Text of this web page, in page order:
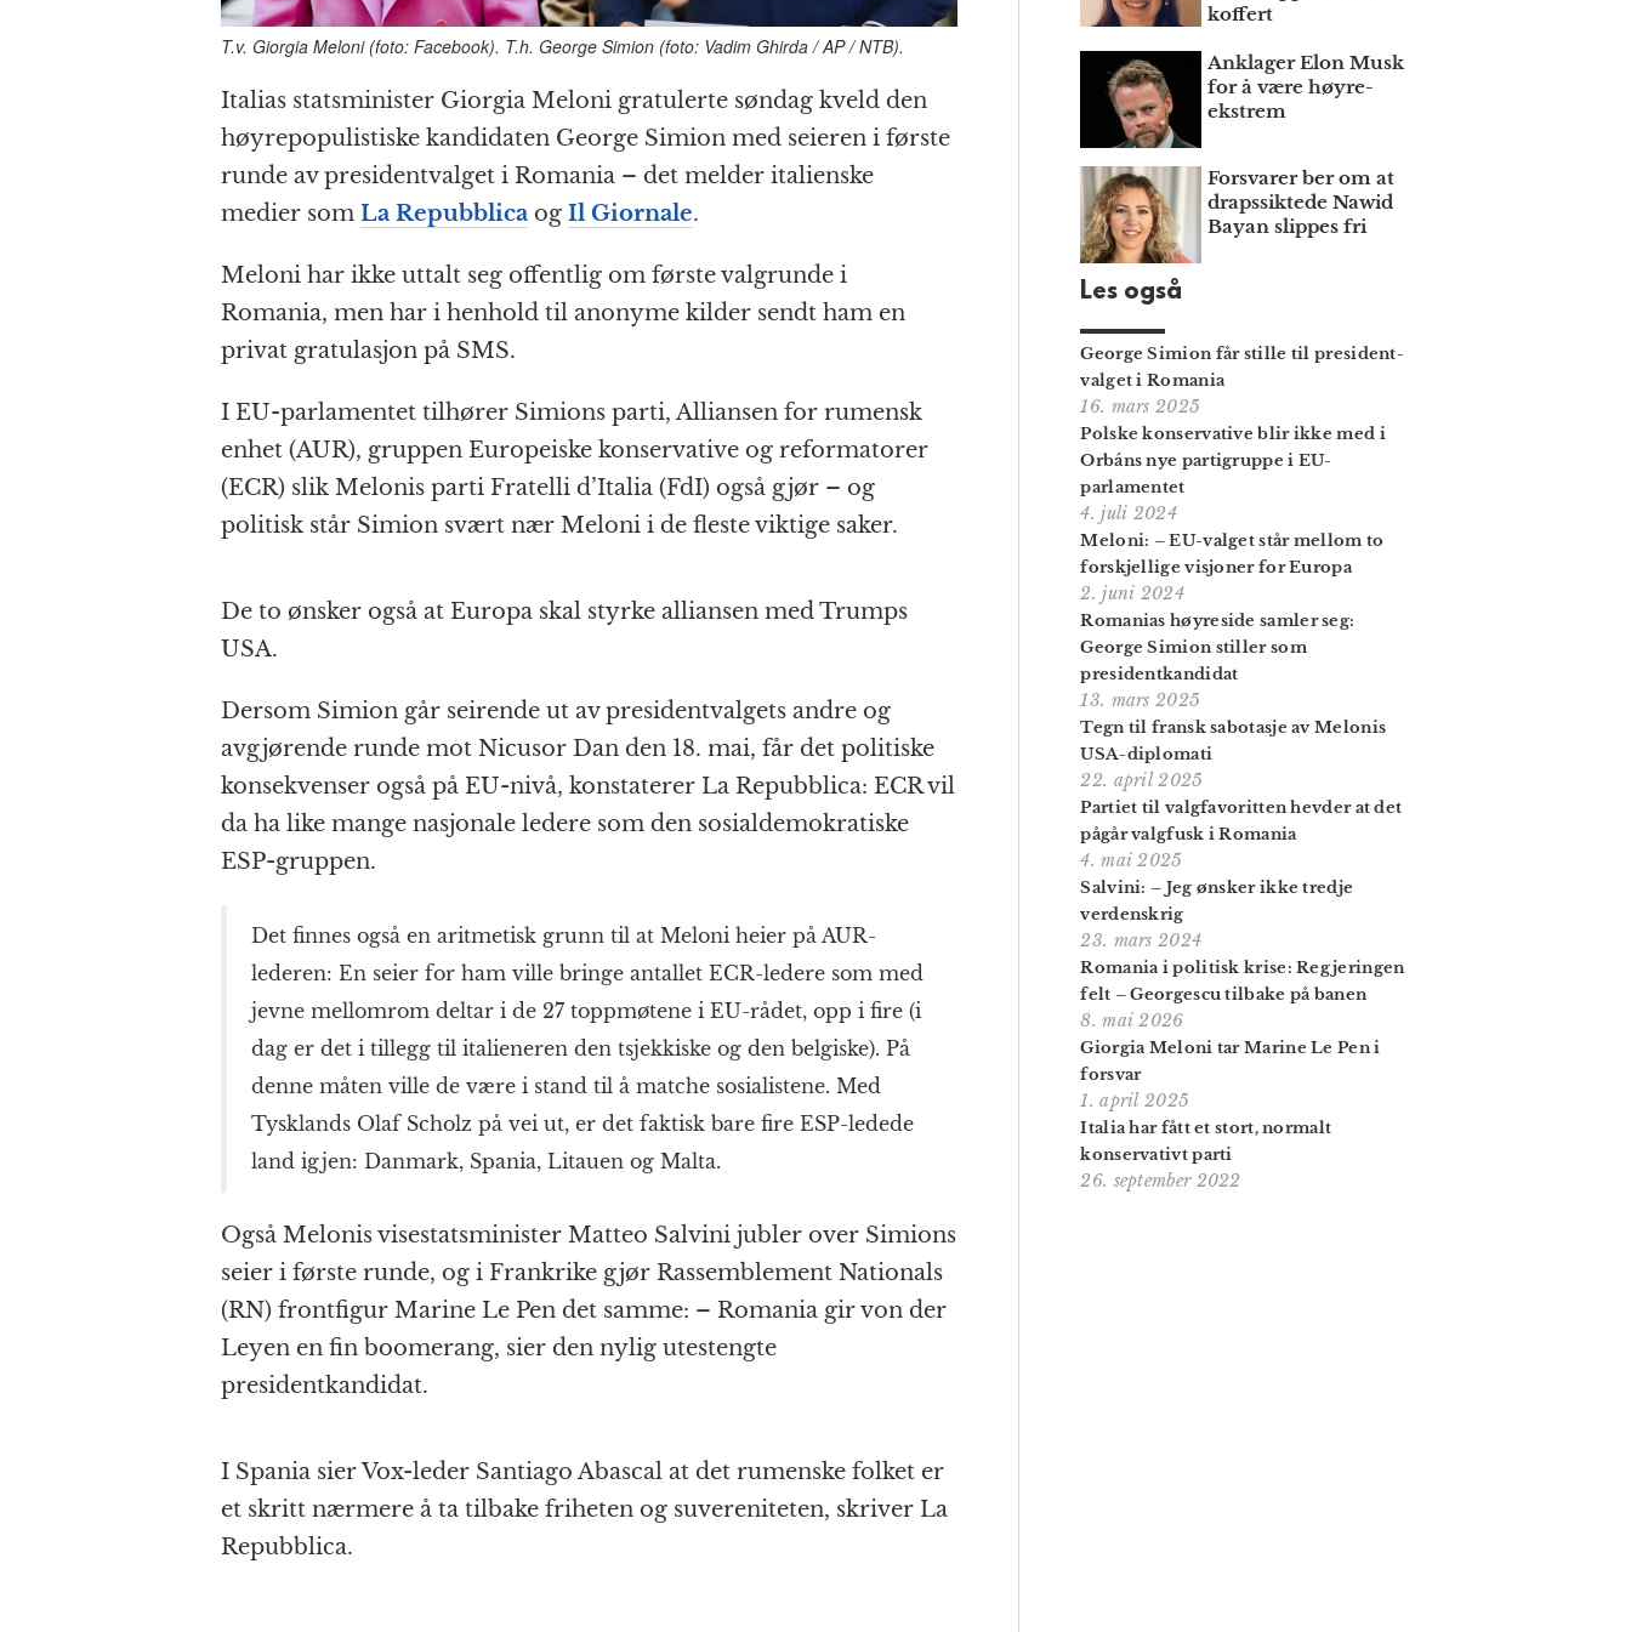
T.v. Giorgia Meloni (foto: Facebook). T.h. George Simion (foto: Vadim Ghirda / AP / NTB).
Italias statsminister Giorgia Meloni gratulerte søndag kveld den
høyre­populistiske kandidaten George Simion med seieren i første
runde av president­valget i Romania – det melder italienske
medier som La Repubblica og Il Giornale.
Meloni har ikke uttalt seg offentlig om første valgrunde i
Romania, men har i henhold til anonyme kilder sendt ham en
privat gratulasjon på SMS.
I EU-parlamentet tilhører Simions parti, Alliansen for rumensk
enhet (AUR), gruppen Europeiske konservative og reformatorer
(ECR) slik Melonis parti Fratelli d’Italia (FdI) også gjør – og
politisk står Simion svært nær Meloni i de fleste viktige saker.
De to ønsker også at Europa skal styrke alliansen med Trumps
USA.
Dersom Simion går seirende ut av presidentvalgets andre og
avgjørende runde mot Nicusor Dan den 18. mai, får det politiske
konsekvenser også på EU-nivå, konstaterer La Repubblica: ECR vil
da ha like mange nasjonale ledere som den sosialdemokratiske
ESP-gruppen.
Det finnes også en aritmetisk grunn til at Meloni heier på AUR-
lederen: En seier for ham ville bringe antallet ECR-ledere som med
jevne mellomrom deltar i de 27 toppmøtene i EU-rådet, opp i fire (i
dag er det i tillegg til italieneren den tsjekkiske og den belgiske). På
denne måten ville de være i stand til å matche sosialistene. Med
Tysklands Olaf Scholz på vei ut, er det faktisk bare fire ESP-ledede
land igjen: Danmark, Spania, Litauen og Malta.
Også Melonis visestatsminister Matteo Salvini jubler over Simions
seier i første runde, og i Frankrike gjør Rassemblement Nationals
(RN) frontfigur Marine Le Pen det samme: – Romania gir von der
Leyen en fin boomerang, sier den nylig utestengte
presidentkandidat.
I Spania sier Vox-leder Santiago Abascal at det rumenske folket er
et skritt nærmere å ta tilbake friheten og suvereniteten, skriver La
Repubblica.
koffert
Anklager Elon Musk
for å være høyre­
ekstrem
Forsvarer ber om at
draps­siktede Nawid
Bayan slippes fri
Les også
George Simion får stille til president­
valget i Romania
16. mars 2025
Polske konservative blir ikke med i
Orbáns nye parti­gruppe i EU-
parlamentet
4. juli 2024
Meloni: – EU-valget står mellom to
forskjellige visjoner for Europa
2. juni 2024
Romanias høyre­side samler seg:
George Simion stiller som
presidentkandidat
13. mars 2025
Tegn til fransk sabotasje av Melonis
USA-diplomati
22. april 2025
Partiet til valg­favoritten hevder at det
pågår valgfusk i Romania
4. mai 2025
Salvini: – Jeg ønsker ikke tredje
verdenskrig
23. mars 2024
Romania i politisk krise: Regjeringen
felt – Georgescu tilbake på banen
8. mai 2026
Giorgia Meloni tar Marine Le Pen i
forsvar
1. april 2025
Italia har fått et stort, normalt
konservativt parti
26. september 2022